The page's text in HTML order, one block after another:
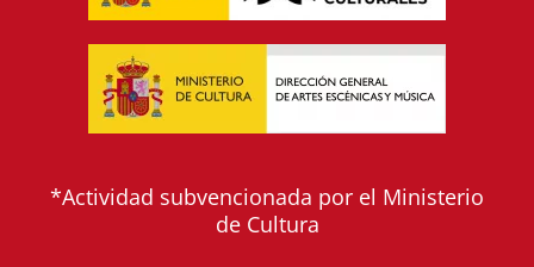
*Actividad subvencionada por el Ministerio
de Cultura